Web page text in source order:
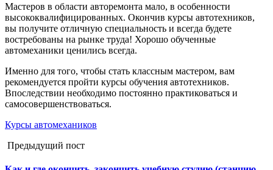
Мастеров в области авторемонта мало, в особенности
высококвалифицированных. Окончив курсы автотехников,
вы получите отличную специальность и всегда будете
востребованы на рынке труда! Хорошо обученные
автомеханики ценились всегда.
Именно для того, чтобы стать классным мастером, вам
рекомендуется пройти курсы обучения автотехников.
Впоследствии необходимо постоянно практиковаться и
самосовершенствоваться.
Курсы автомехаников
Предыдущий пост